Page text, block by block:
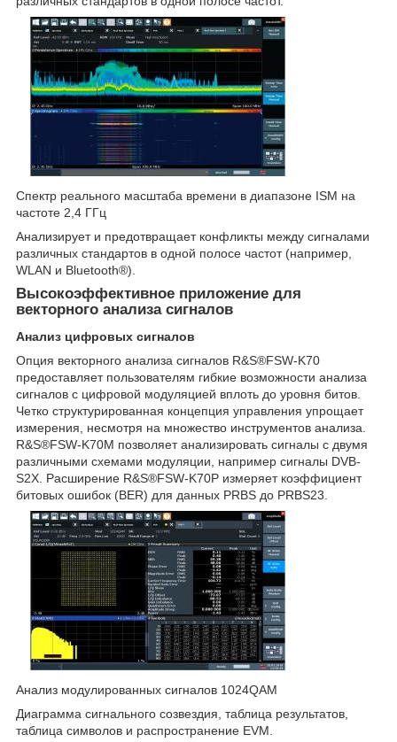
Спектр реального масштаба времени в диапазоне ISM на
частоте 2,4 ГГц
Анализирует и предотвращает конфликты между сигналами
различных стандартов в одной полосе частот (например,
WLAN и Bluetooth®).
Высокоэффективное приложение для
векторного анализа сигналов
Анализ цифровых сигналов
Опция векторного анализа сигналов R&S®FSW-K70
предоставляет пользователям гибкие возможности анализа
сигналов с цифровой модуляцией вплоть до уровня битов.
Четко структурированная концепция управления упрощает
измерения, несмотря на множество инструментов анализа.
R&S®FSW-K70M позволяет анализировать сигналы с двумя
различными схемами модуляции, например сигналы DVB-
S2X. Расширение R&S®FSW-K70P измеряет коэффициент
битовых ошибок (BER) для данных PRBS до PRBS23.
Анализ модулированных сигналов 1024QAM
Диаграмма сигнального созвездия, таблица результатов,
таблица символов и распространение EVM.